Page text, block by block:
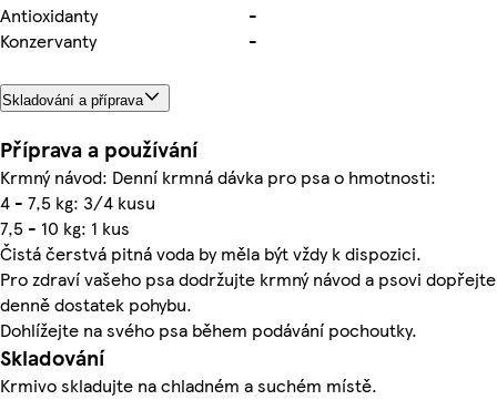
Antioxidanty
-
Konzervanty
-
Skladování a příprava
Příprava a používání
Krmný návod: Denní krmná dávka pro psa o hmotnosti:
4 - 7,5 kg: 3/4 kusu
7,5 - 10 kg: 1 kus
Čistá čerstvá pitná voda by měla být vždy k dispozici.
Pro zdraví vašeho psa dodržujte krmný návod a psovi dopřejte
denně dostatek pohybu.
Dohlížejte na svého psa během podávání pochoutky.
Skladování
Krmivo skladujte na chladném a suchém místě.